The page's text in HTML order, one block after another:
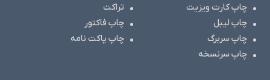
چاپ کارت ویزیت
تراکت
چاپ لیبل
چاپ فاکتور
چاپ سربرگ
چاپ پاکت نامه
چاپ سرنسخه